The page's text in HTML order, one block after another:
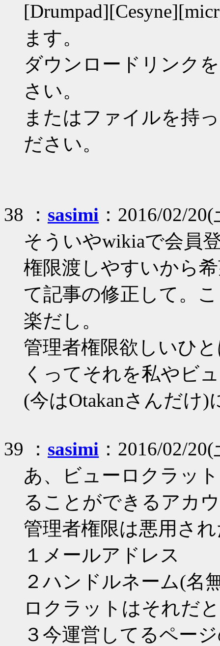
ます。
ダウンロードリンク
さい。
またはファイルを持
ださい。
38 ： sasimi ：2016/02/
そういやwikiaで会員
権限渡しやすいから
て記事の修正して。
楽だし。
管理者権限欲しいひ
くってそれを私やビ
(今はOtakanさんだけ
39 ： sasimi ：2016/02/
あ、ビューロクラッ
ることができるアカ
管理者権限は悪用さ
１メールアドレス
２ハンドルネーム(名
ロクラットはそれだ
３今運営してるペー